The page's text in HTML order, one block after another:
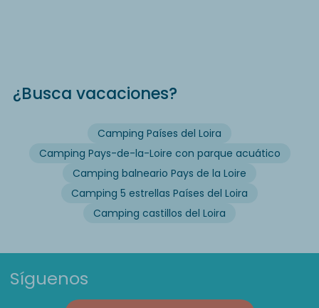
¿Busca vacaciones?
Camping Países del Loira
Camping Pays-de-la-Loire con parque acuático
Camping balneario Pays de la Loire
Camping 5 estrellas Países del Loira
Camping castillos del Loira
Síguenos